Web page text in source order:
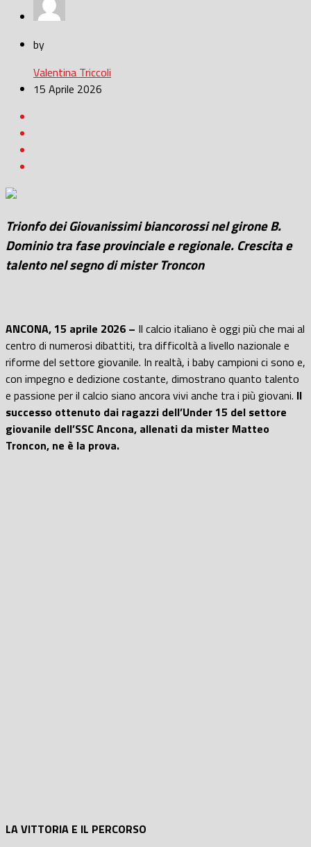
by
Valentina Triccoli
15 Aprile 2026
Trionfo dei Giovanissimi biancorossi nel girone B.
Dominio tra fase provinciale e regionale. Crescita e
talento nel segno di mister Troncon
ANCONA, 15 aprile 2026 – Il calcio italiano è oggi più che mai al
centro di numerosi dibattiti, tra difficoltà a livello nazionale e
riforme del settore giovanile. In realtà, i baby campioni ci sono e,
con impegno e dedizione costante, dimostrano quanto talento
e passione per il calcio siano ancora vivi anche tra i più giovani. Il
successo ottenuto dai ragazzi dell’Under 15 del settore
giovanile dell’SSC Ancona, allenati da mister Matteo
Troncon, ne è la prova.
LAVITTORIA E IL PERCORSO